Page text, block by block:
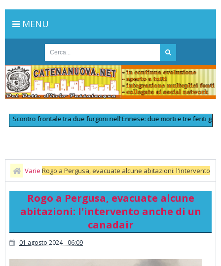
MENU
frontale tra due furgoni nell'Ennese: due morti e tre feriti gravi >>
Varie Rogo a Pergusa, evacuate alcune abitazioni: l'intervento
anche di un canadair
Rogo a Pergusa, evacuate alcune
abitazioni: l'intervento anche di un
canadair
01 agosto 2024 - 06:09